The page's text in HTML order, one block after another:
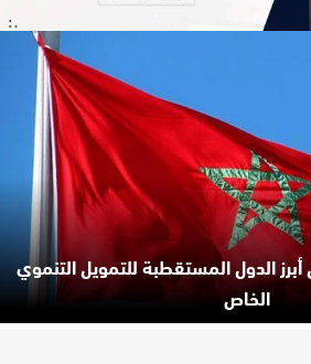
الدول المستقطبة للتمويل التنموي
الخاص